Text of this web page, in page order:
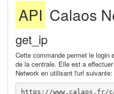
API Calaos
get_ip
Cette commande permet le login
de la centrale. Elle est a
Network en utilisant l'url suivante:
https://www.calaos.fr/